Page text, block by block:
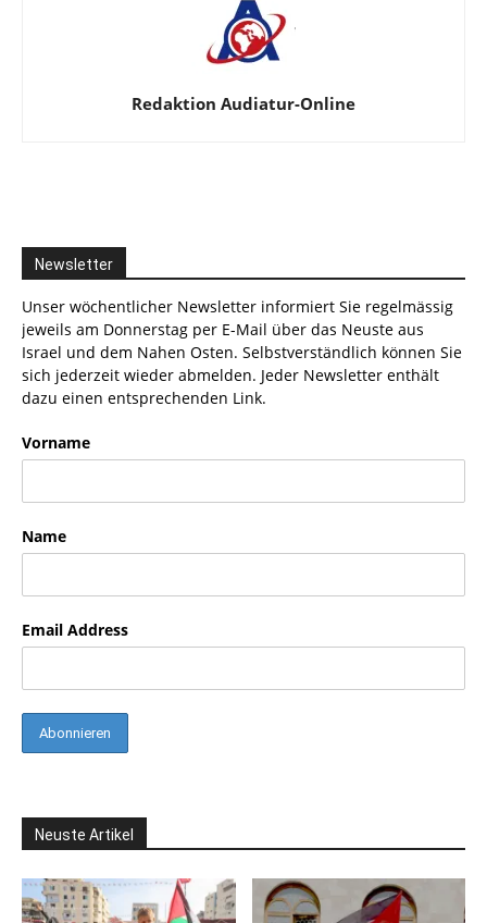
Redaktion Audiatur-Online
Newsletter
Unser wöchentlicher Newsletter informiert Sie regelmässig
jeweils am Donnerstag per E-Mail über das Neuste aus
Israel und dem Nahen Osten. Selbstverständlich können Sie
sich jederzeit wieder abmelden. Jeder Newsletter enthält
dazu einen entsprechenden Link.
Vorname
Name
Email Address
Neuste Artikel